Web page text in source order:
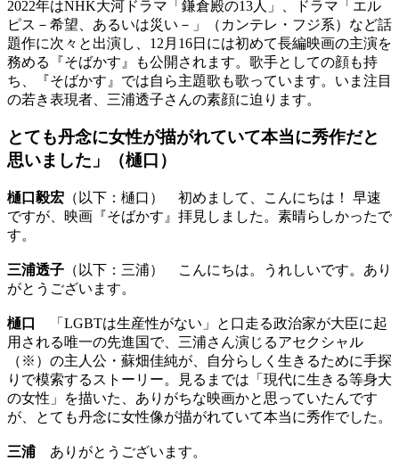
2022年はNHK大河ドラマ「鎌倉殿の13人」、ドラマ「エル
ピス－希望、あるいは災い－」（カンテレ・フジ系）など話
題作に次々と出演し、12月16日には初めて長編映画の主演を
務める『そばかす』も公開されます。歌手としての顔も持
ち、『そばかす』では自ら主題歌も歌っています。いま注目
の若き表現者、三浦透子さんの素顔に迫ります。
とても丹念に女性が描がれていて本当に秀作だと
思いました」（樋口）
樋口毅宏 （以下：樋口） 初めまして、こんにちは！ 早速
ですが、映画『そばかす』拝見しました。素晴らしかったで
す。
三浦透子 （以下：三浦） こんにちは。うれしいです。あり
がとうございます。
樋口
「LGBTは生産性がない」と口走る政治家が大臣に起
用される唯一の先進国で、三浦さん演じるアセクシャル
（※）の主人公・蘇畑佳純が、自分らしく生きるために手探
りで模索するストーリー。見るまでは「現代に生きる等身大
の女性」を描いた、ありがちな映画かと思っていたんです
が、とても丹念に女性像が描がれていて本当に秀作でした。
三浦 ありがとうございます。